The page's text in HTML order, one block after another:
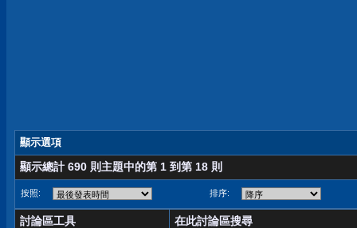
顯示選項
顯示總計 690 則主題中的第 1 到第 18 則
按照: 排序:
討論區工具 在此討論區搜尋